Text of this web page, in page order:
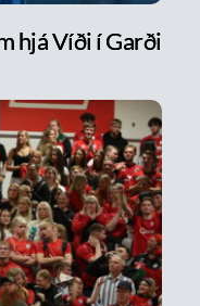
hjá Víði í Garði